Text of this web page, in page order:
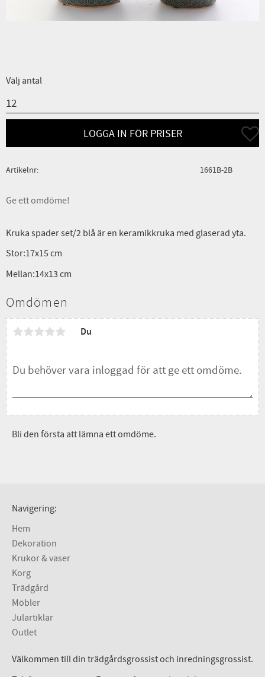
Välj antal
LOGGA IN FÖR PRISER Lägg
Artikelnr 1661B-2B
Ge ett omdöme!
Kruka spader set/2 blå är en keramikkruka med glaserad yta.
Stor:17x15 cm
Mellan:14x13 cm
Omdömen
Du
Bli den första att lämna ett omdöme.
Navigering:
Hem
Dekoration
Krukor & vaser
Korg
Trädgård
Möbler
Julartiklar
Outlet
Välkommen till din trädgårdsgrossist och inredningsgrossist.